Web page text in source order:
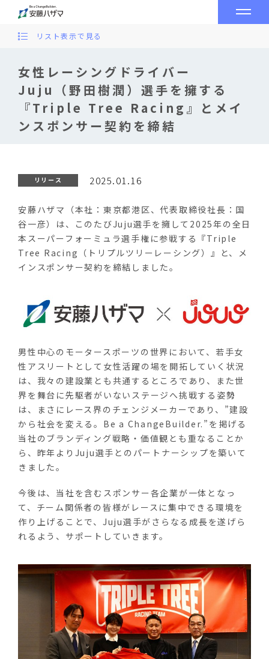
女性レーシングドライバー
Juju（野田樹潤）選手を擁する
『Triple Tree Racing』とメイ
ンスポンサー契約を締結
リスト表示で見る
リリース 2025.01.16
安藤ハザマ（本社：東京都港区、代表取締役社長：国
谷一彦）は、このたびJuju選手を擁して2025年の全日
本スーパーフォーミュラ選手権に参戦する『Triple
Tree Racing（トリプルツリーレーシング）』と、メ
インスポンサー契約を締結しました。
男性中心のモータースポーツの世界において、若手女
性アスリートとして女性活躍の場を開拓していく状況
は、我々の建設業とも共通するところであり、また世
界を舞台に先駆者がいないステージへ挑戦する姿勢
は、まさにレース界のチェンジメーカーであり、”建設
から社会を変える。 Be a ChangeBuilder. ”を掲げる
当社のブランディング戦略・価値観とも重なることか
ら、昨年より Juju選手とのパートナーシップを築いて
きました。
今後は、当社を含むスポンサー各企業が一体となっ
て、チーム関係者の皆様がレースに集中できる環境を
作り上げることで、 Juju選手がさらなる成長を遂げら
れるよう、サポートしていきます。